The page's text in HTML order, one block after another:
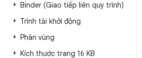
Binder (Giao tiếp liên quy trình)
Trình tải khởi động
Phân vùng
Kích thước trang 16 KB